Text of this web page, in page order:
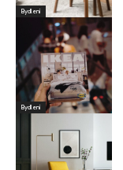
Bydlení
Bydlení